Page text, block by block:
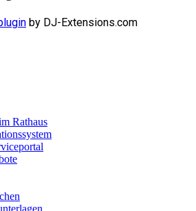
by DJ-Extensions.com
Rathaus